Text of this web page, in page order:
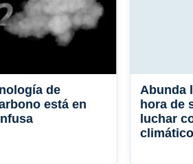
de
está en
Abunda
hora de
luchar